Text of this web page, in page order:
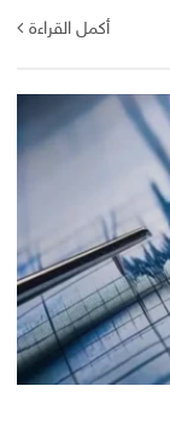
أكمل القراءة